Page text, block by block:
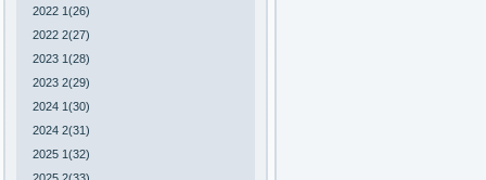
2022 1(26)
2022 2(27)
2023 1(28)
2023 2(29)
2024 1(30)
2024 2(31)
2025 1(32)